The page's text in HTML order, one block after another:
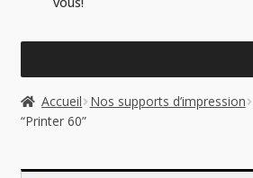
Accueil Nos supports d’impression
“Printer 60”